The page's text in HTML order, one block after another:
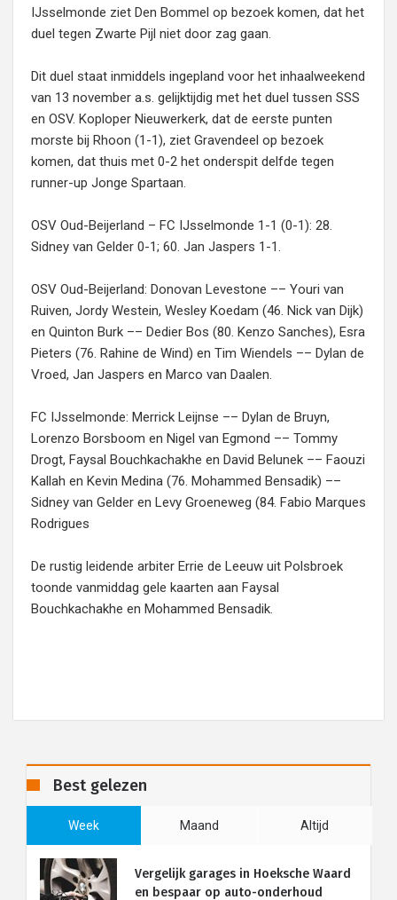
IJsselmonde ziet Den Bommel op bezoek komen, dat het
duel tegen Zwarte Pijl niet door zag gaan.
Dit duel staat inmiddels ingepland voor het inhaalweekend
van 13 november a.s. gelijktijdig met het duel tussen SSS
en OSV. Koploper Nieuwerkerk, dat de eerste punten
morste bij Rhoon (1-1), ziet Gravendeel op bezoek
komen, dat thuis met 0-2 het onderspit delfde tegen
runner-up Jonge Spartaan.
OSV Oud-Beijerland – FC IJsselmonde 1-1 (0-1): 28.
Sidney van Gelder 0-1; 60. Jan Jaspers 1-1.
OSV Oud-Beijerland: Donovan Levestone –– Youri van
Ruiven, Jordy Westein, Wesley Koedam (46. Nick van Dijk)
en Quinton Burk –– Dedier Bos (80. Kenzo Sanches), Esra
Pieters (76. Rahine de Wind) en Tim Wiendels –– Dylan de
Vroed, Jan Jaspers en Marco van Daalen.
FC IJsselmonde: Merrick Leijnse –– Dylan de Bruyn,
Lorenzo Borsboom en Nigel van Egmond –– Tommy
Drogt, Faysal Bouchkachakhe en David Belunek –– Faouzi
Kallah en Kevin Medina (76. Mohammed Bensadik) ––
Sidney van Gelder en Levy Groeneweg (84. Fabio Marques
Rodrigues
De rustig leidende arbiter Errie de Leeuw uit Polsbroek
toonde vanmiddag gele kaarten aan Faysal
Bouchkachakhe en Mohammed Bensadik.
Best gelezen
Week Maand Altijd
Vergelijk garages in Hoeksche Waard
en bespaar op auto-onderhoud